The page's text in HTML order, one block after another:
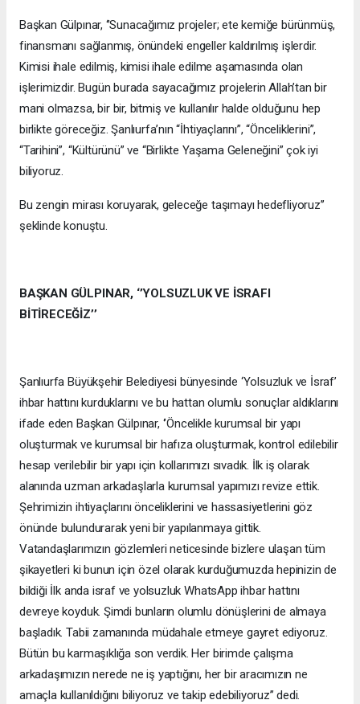
Başkan Gülpınar, ‘’Sunacağımız projeler; ete kemiğe bürünmüş,
finansmanı sağlanmış, önündeki engeller kaldırılmış işlerdir.
Kimisi ihale edilmiş, kimisi ihale edilme aşamasında olan
işlerimizdir. Bugün burada sayacağımız projelerin Allah’tan bir
mani olmazsa, bir bir, bitmiş ve kullanılır halde olduğunu hep
birlikte göreceğiz. Şanlıurfa’nın “İhtiyaçlarını”, “Önceliklerini”,
“Tarihini”, “Kültürünü” ve “Birlikte Yaşama Geleneğini” çok iyi
biliyoruz.
Bu zengin mirası koruyarak, geleceğe taşımayı hedefliyoruz’’
şeklinde konuştu.
BAŞKAN GÜLPINAR, ‘’YOLSUZLUK VE İSRAFI
BİTİRECEĞİZ’’
Şanlıurfa Büyükşehir Belediyesi bünyesinde ‘Yolsuzluk ve İsraf’
ihbar hattını kurduklarını ve bu hattan olumlu sonuçlar aldıklarını
ifade eden Başkan Gülpınar, ‘’Öncelikle kurumsal bir yapı
oluşturmak ve kurumsal bir hafıza oluşturmak, kontrol edilebilir
hesap verilebilir bir yapı için kollarımızı sıvadık. İlk iş olarak
alanında uzman arkadaşlarla kurumsal yapımızı revize ettik.
Şehrimizin ihtiyaçlarını önceliklerini ve hassasiyetlerini göz
önünde bulundurarak yeni bir yapılanmaya gittik.
Vatandaşlarımızın gözlemleri neticesinde bizlere ulaşan tüm
şikayetleri ki bunun için özel olarak kurduğumuzda hepinizin de
bildiği İlk anda israf ve yolsuzluk WhatsApp ihbar hattını
devreye koyduk. Şimdi bunların olumlu dönüşlerini de almaya
başladık. Tabii zamanında müdahale etmeye gayret ediyoruz.
Bütün bu karmaşıklığa son verdik. Her birimde çalışma
arkadaşımızın nerede ne iş yaptığını, her bir aracımızın ne
amaçla kullanıldığını biliyoruz ve takip edebiliyoruz’’ dedi.